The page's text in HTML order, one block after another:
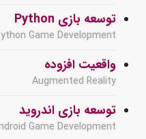
توسعه بازی Python
Python Game Development
واقعیت افزوده
Augmented Reality
توسعه بازی اندروید
Android Game Development